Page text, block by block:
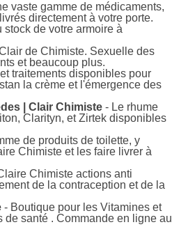
vaste gamme de médicaments,
directement à votre porte.
de votre armoire à
de Chimiste. Sexuelle des
et beaucoup plus.
traitements disponibles pour
la crème et l'émergence des
| Clair Chimiste - Le rhume
Clarityn, et Zirtek disponibles
de produits de toilette, y
Chimiste et les faire livrer à
Chimiste actions anti
de la contraception et de la
- Boutique pour les Vitamines et
de santé . Commande en ligne au